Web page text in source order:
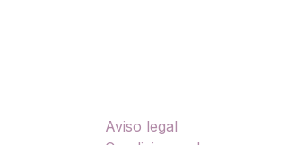
Aviso legal